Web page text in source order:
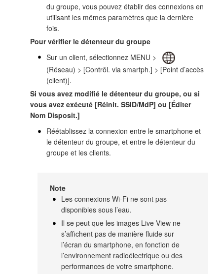
du groupe, vous pouvez établir des connexions en
utilisant les mêmes paramètres que la dernière
fois.
Pour vérifier le détenteur du groupe
Sur un client, sélectionnez MENU >
(Réseau) > [Contrôl. via smartph.] > [Point d’accès
(client)].
Si vous avez modifié le détenteur du groupe, ou si
vous avez exécuté [Réinit. SSID/MdP] ou [Éditer
Nom Disposit.]
Réétablissez la connexion entre le smartphone et
le détenteur du groupe, et entre le détenteur du
groupe et les clients.
Note
Les connexions Wi-Fi ne sont pas
disponibles sous l’eau.
Il se peut que les images Live View ne
s’affichent pas de manière fluide sur
l’écran du smartphone, en fonction de
l’environnement radioélectrique ou des
performances de votre smartphone.